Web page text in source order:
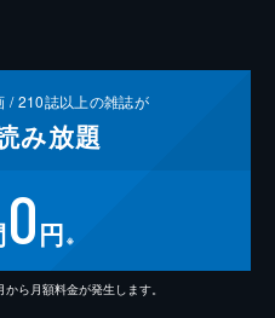
/210誌以上の雑誌が
み放題
0円 ※
ら月額料金が発生します。